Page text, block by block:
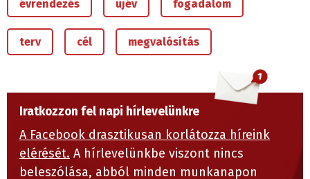
évrendezés újév fogadalom
terv cél megvalósítás
Iratkozzon fel napi hírlevelünkre
A Facebook drasztikusan korlátozza híreink
elérését. A hírlevelünkbe viszont nincs
beleszólása, abból minden munkanapon